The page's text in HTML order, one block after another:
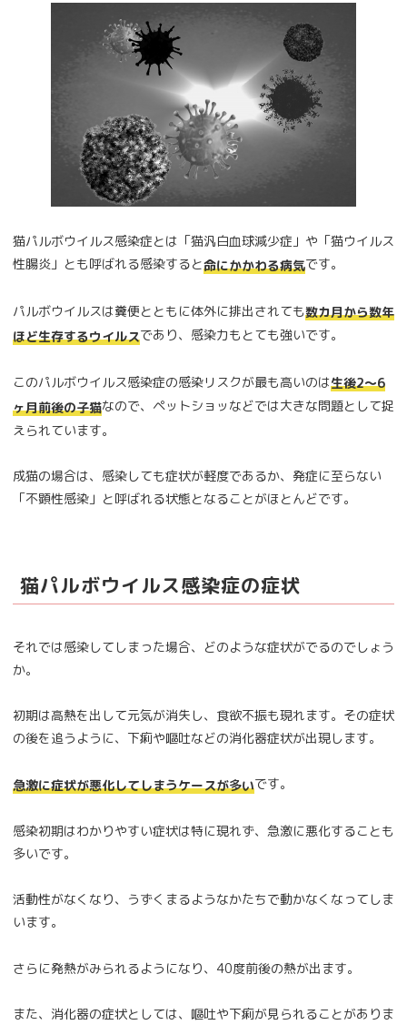
猫パルボウイルス感染症とは「猫汎白血球減少症」や「猫ウイルス
性腸炎」とも呼ばれる感染すると命にかかわる病気です。
パルボウイルスは糞便とともに体外に排出されても数カ月から数年
ほど生存するウイルスであり、感染力もとても強いです。
このパルボウイルス感染症の感染リスクが最も高いのは生後2～6
ヶ月前後の子猫なので、ペットショッなどでは大きな問題として捉
えられています。
成猫の場合は、感染しても症状が軽度であるか、発症に至らない
「不顕性感染」と呼ばれる状態となることがほとんどです。
猫パルボウイルス感染症の症状
それでは感染してしまった場合、どのような症状がでるのでしょう
か。
初期は高熱を出して元気が消失し、食欲不振も現れます。その症状
の後を追うように、下痢や嘔吐などの消化器症状が出現します。
急激に症状が悪化してしまうケースが多いです。
感染初期はわかりやすい症状は特に現れず、急激に悪化することも
多いです。
活動性がなくなり、うずくまるようなかたちで動かなくなってしま
います。
さらに発熱がみられるようになり、40度前後の熱が出ます。
また、消化器の症状としては、嘔吐や下痢が見られることがありま